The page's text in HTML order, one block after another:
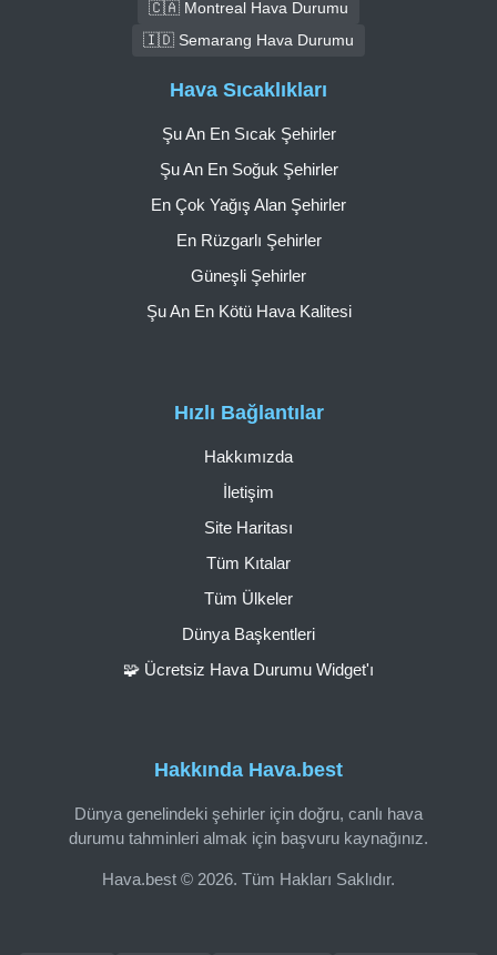
🇨🇦 Montreal Hava Durumu
🇮🇩 Semarang Hava Durumu
Hakkında Hava.best
Dünya genelindeki şehirler için doğru, canlı hava
durumu tahminleri almak için başvuru kaynağınız.
Hava.best © 2026. Tüm Hakları Saklıdır.
Hızlı Bağlantılar
Hakkımızda
İletişim
Site Haritası
Tüm Kıtalar
Tüm Ülkeler
Dünya Başkentleri
🧩 Ücretsiz Hava Durumu Widget'ı
Hava Sıcaklıkları
Şu An En Sıcak Şehirler
Şu An En Soğuk Şehirler
En Çok Yağış Alan Şehirler
En Rüzgarlı Şehirler
Güneşli Şehirler
Şu An En Kötü Hava Kalitesi